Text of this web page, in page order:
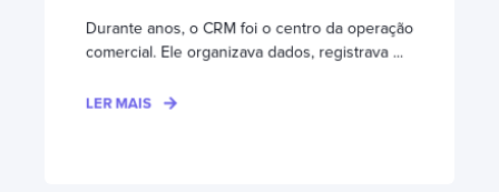
Durante anos, o CRM foi o centro da operação
comercial. Ele organizava dados, registrava ...
LER MAIS